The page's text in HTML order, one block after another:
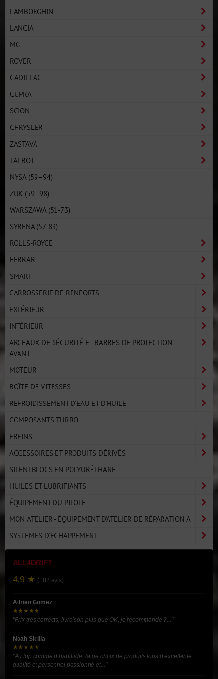
LAMBORGHINI
LANCIA
MG
ROVER
CADILLAC
CUPRA
SCION
CHRYSLER
ZASTAVA
TALBOT
NYSA (59–94)
ŻUK (59–98)
WARSZAWA (51-73)
SYRENA (57-83)
ROLLS-ROYCE
FERRARI
SMART
CARROSSERIE DE RENFORTS
EXTÉRIEUR
INTÉRIEUR
ARCEAUX DE SÉCURITÉ ET BARRES DE PROTECTION
AVANT
MOTEUR
BOÎTE DE VITESSES
REFROIDISSEMENT D'EAU ET D'HUILE
COMPOSANTS TURBO
FREINS
ACCESSOIRES ET PRODUITS DÉRIVÉS
SILENTBLOCS EN POLYURÉTHANE
HUILES ET LUBRIFIANTS
ÉQUIPEMENT DU PILOTE
MON ATELIER - ÉQUIPEMENT D'ATELIER DE RÉPARATION A
SYSTÈMES D'ÉCHAPPEMENT
ALL4DRIFT
4.9 ★ (182 avis)
Adrien Gomez
★★★★★
"Prix très corrects, livraison plus que OK, je recommande ?..."
Noah Sicilia
★★★★★
"Au top comme d habitude, large choix de produits tous d excellente
qualité et personnel passionné et..."